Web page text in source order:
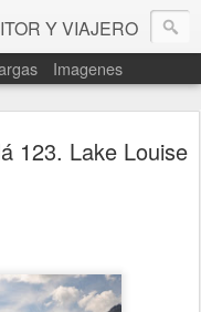
Y VIAJERO
Imagenes
123. Lake Louise